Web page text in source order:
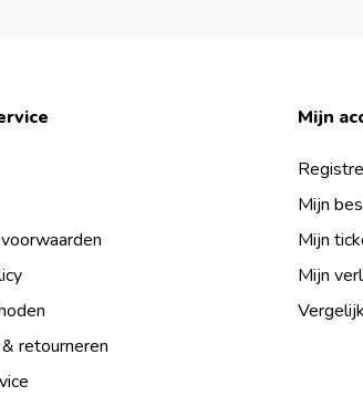
retourneren
Mijn
Mijn
Mijn
Mijn